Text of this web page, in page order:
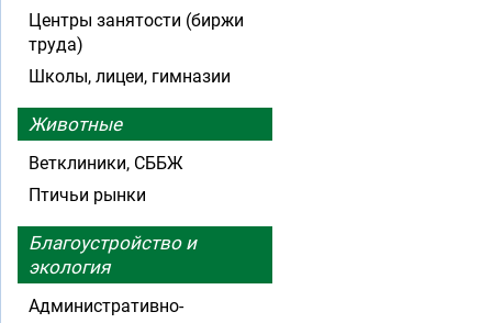
Центры занятости (биржи
труда)
Школы, лицеи, гимназии
Животные
Ветклиники, СББЖ
Птичьи рынки
Благоустройство и
экология
Административно-